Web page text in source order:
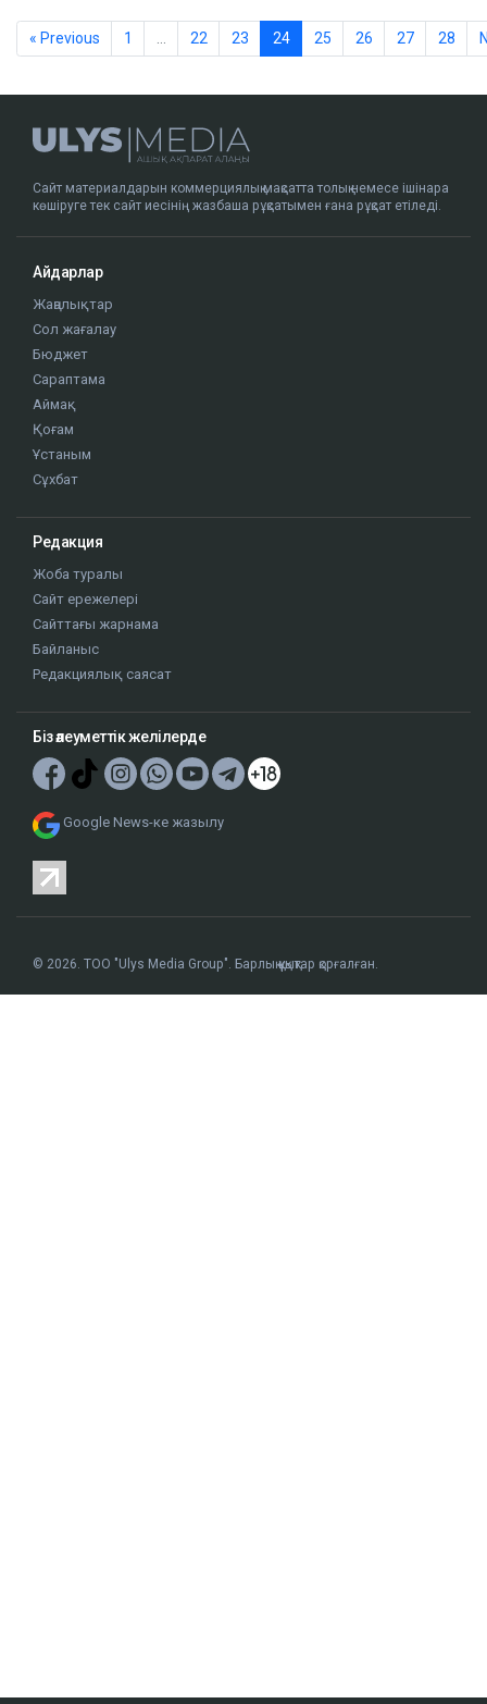
« Previous 1 … 22 23 24 25 26 27 28
Сайт материалдарын коммерциялық мақсатта толық немесе ішінара
көшіруге тек сайт иесінің жазбаша рұқсатымен ғана рұқсат етіледі.
Айдарлар
Жаңалықтар
Сол жағалау
Бюджет
Сараптама
Аймақ
Қоғам
Ұстаным
Сұхбат
Редакция
Жоба туралы
Сайт ережелері
Сайттағы жарнама
Байланыс
Редакциялық саясат
Біз әлеуметтік желілерде
Google News-ке жазылу
© 2026. ТОО "Ulys Media Group". Барлық құқықтар қорғалған.